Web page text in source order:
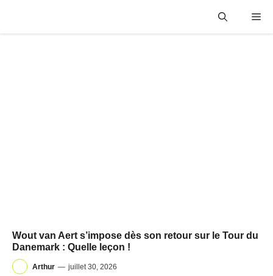
Wout van Aert s’impose dès son retour sur le Tour du
Danemark : Quelle leçon !
Arthur — juillet 30, 2026